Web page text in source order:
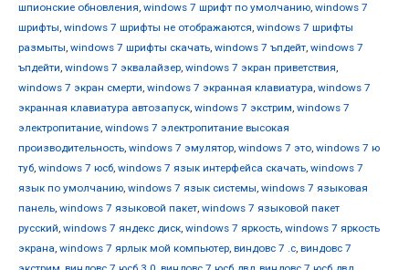
шпионские обновления, windows 7 шрифт по умолчанию, windows 7
шрифты, windows 7 шрифты не отображаются, windows 7 шрифты
размыты, windows 7 шрифты скачать, windows 7 ъпдейт, windows 7
ъпдейти, windows 7 эквалайзер, windows 7 экран приветствия,
windows 7 экран смерти, windows 7 экранная клавиатура, windows 7
экранная клавиатура автозапуск, windows 7 экстрим, windows 7
электропитание, windows 7 электропитание высокая
производительность, windows 7 эмулятор, windows 7 это, windows 7 ю
туб, windows 7 юсб, windows 7 язык интерфейса скачать, windows 7
язык по умолчанию, windows 7 язык системы, windows 7 языковая
панель, windows 7 языковой пакет, windows 7 языковой пакет
русский, windows 7 яндекс диск, windows 7 яркость, windows 7 яркость
экрана, windows 7 ярлык мой компьютер, виндовс 7 .с, виндовс 7